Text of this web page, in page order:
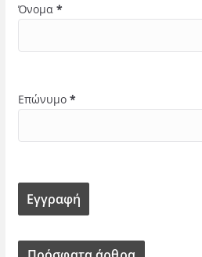
Όνομα *
Επώνυμο *